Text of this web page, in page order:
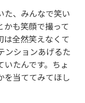
た、みんなで笑い
も笑顔で撮って
は全然笑えなくて
ンションあげるた
たんです。ちょ
を当ててみてほし